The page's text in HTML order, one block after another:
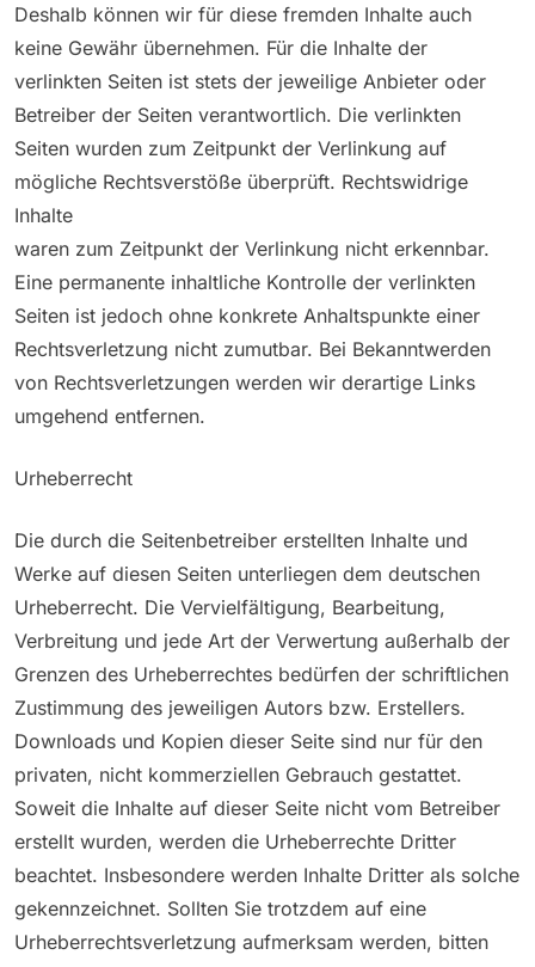
Deshalb können wir für diese fremden Inhalte auch
keine Gewähr übernehmen. Für die Inhalte der
verlinkten Seiten ist stets der jeweilige Anbieter oder
Betreiber der Seiten verantwortlich. Die verlinkten
Seiten wurden zum Zeitpunkt der Verlinkung auf
mögliche Rechtsverstöße überprüft. Rechtswidrige
Inhalte
waren zum Zeitpunkt der Verlinkung nicht erkennbar.
Eine permanente inhaltliche Kontrolle der verlinkten
Seiten ist jedoch ohne konkrete Anhaltspunkte einer
Rechtsverletzung nicht zumutbar. Bei Bekanntwerden
von Rechtsverletzungen werden wir derartige Links
umgehend entfernen.
Urheberrecht
Die durch die Seitenbetreiber erstellten Inhalte und
Werke auf diesen Seiten unterliegen dem deutschen
Urheberrecht. Die Vervielfältigung, Bearbeitung,
Verbreitung und jede Art der Verwertung außerhalb der
Grenzen des Urheberrechtes bedürfen der schriftlichen
Zustimmung des jeweiligen Autors bzw. Erstellers.
Downloads und Kopien dieser Seite sind nur für den
privaten, nicht kommerziellen Gebrauch gestattet.
Soweit die Inhalte auf dieser Seite nicht vom Betreiber
erstellt wurden, werden die Urheberrechte Dritter
beachtet. Insbesondere werden Inhalte Dritter als solche
gekennzeichnet. Sollten Sie trotzdem auf eine
Urheberrechtsverletzung aufmerksam werden, bitten